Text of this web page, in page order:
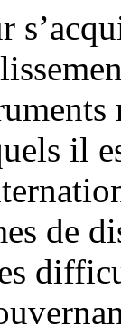
il
de